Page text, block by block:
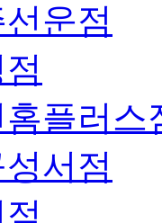
운점
홈플러스
서점